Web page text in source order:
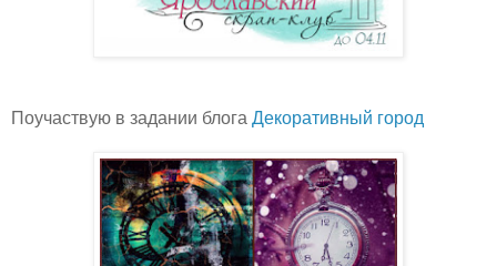
Поучаствую в задании блога Декоративный город